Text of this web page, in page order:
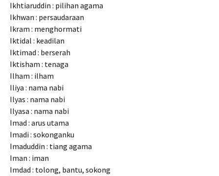
Ikhtiaruddin : pilihan agama
Ikhwan : persaudaraan
Ikram : menghormati
Iktidal : keadilan
Iktimad : berserah
Iktisham : tenaga
Ilham : ilham
Iliya : nama nabi
Ilyas : nama nabi
Ilyasa : nama nabi
Imad : arus utama
Imadi : sokonganku
Imaduddin : tiang agama
Iman : iman
Imdad : tolong, bantu, sokong